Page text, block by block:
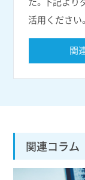
活用ください。
関
関連コラム